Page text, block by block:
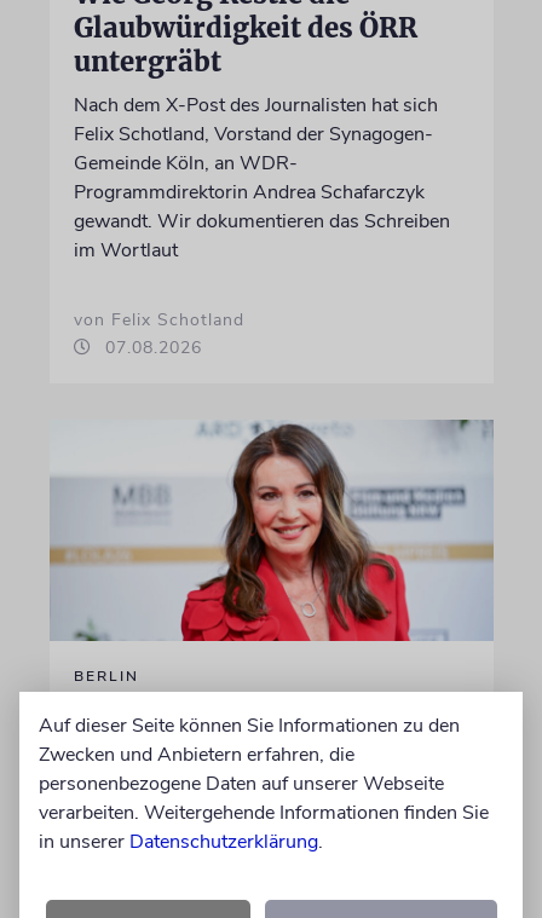
Glaubwürdigkeit des ÖRR
untergräbt
Nach dem X-Post des Journalisten hat sich
Felix Schotland, Vorstand der Synagogen-
Gemeinde Köln, an WDR-
Programmdirektorin Andrea Schafarczyk
gewandt. Wir dokumentieren das Schreiben
im Wortlaut
von Felix Schotland
07.08.2026
BERLIN
Einsatz gegen Judenhass:
Iris Berben erhält Deutschen
Kulturpolitikpreis
Die Schauspielerin steht nicht nur vor der
Kamera, sondern engagiert sich auch
Auf dieser Seite können Sie Informationen zu den
Zwecken und Anbietern erfahren, die
personenbezogene Daten auf unserer Webseite
verarbeiten. Weitergehende Informationen finden Sie
in unserer Datenschutzerklärung.